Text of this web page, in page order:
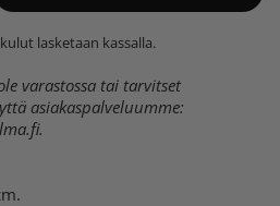
lasketaan kassalla.
varastossa tai tarvitset
asiakaspalveluumme:
.